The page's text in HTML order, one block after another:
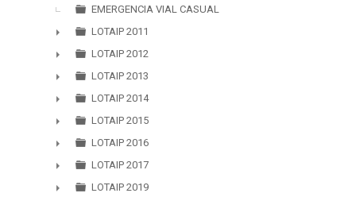
EMERGENCIA VIAL CASUAL
►
LOTAIP 2011
►
LOTAIP 2012
►
LOTAIP 2013
►
LOTAIP 2014
►
LOTAIP 2015
►
LOTAIP 2016
►
LOTAIP 2017
LOTAIP 2019